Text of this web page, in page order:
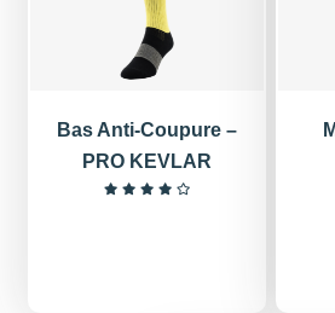
Bas Anti-Coupure –
PRO KEVLAR